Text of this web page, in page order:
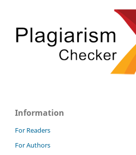
Information
For Readers
For Authors